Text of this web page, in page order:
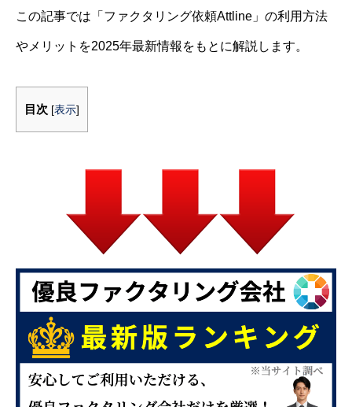
この記事では「ファクタリング依頼Attline」の利用方法
やメリットを2025年最新情報をもとに解説します。
目次 [表示]